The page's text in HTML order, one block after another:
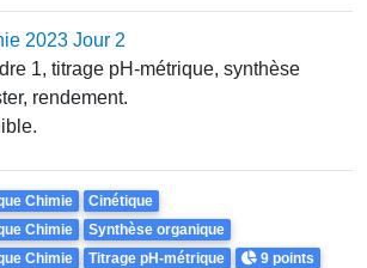
2023 Jour 2
1, titrage pH-métrique, synthèse
rendement.
Chimie
Cinétique
Chimie
Synthèse organique
Chimie
Titrage pH-métrique Points
9 points